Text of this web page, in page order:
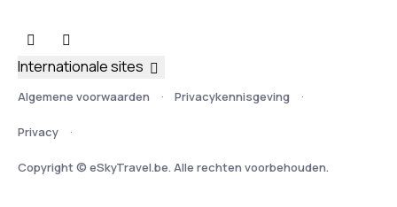
Algemene voorwaarden Privacykennisgeving
Privacy
Copyright © eSkyTravel.be. Alle rechten voorbehouden.
Internationale sites